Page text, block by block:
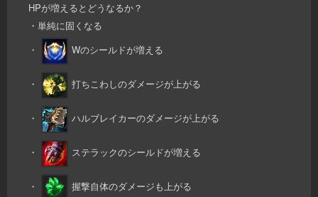
HPが増えるとどうなるか？
・単純に固くなる
・
Wのシールドが増える
・ 打ちこわしのダメージが上がる
・ ハルブレイカーのダメージが上がる
・ ステラックのシールドが増える
・ 握撃自体のダメージも上がる